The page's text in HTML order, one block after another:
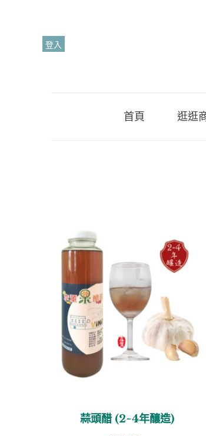
登入
首頁 逛逛
蒜頭醋 (2~4年釀造)